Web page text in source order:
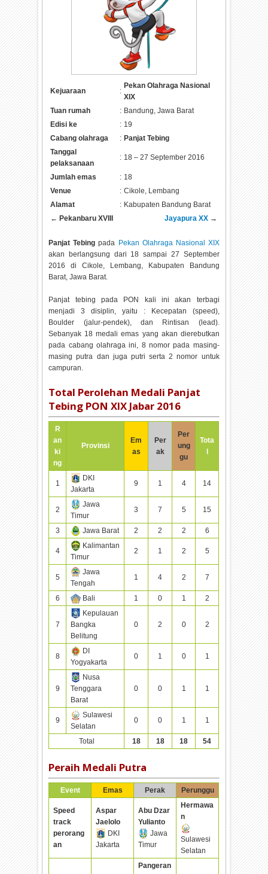
Kejuaraan :
Pekan Olahraga Nasional
XIX
Tuan rumah
: Bandung, Jawa Barat
Edisi ke
: 19
Cabang olahraga
: Panjat Tebing
Tanggal
pelaksanaan
: 18 – 27 September 2016
Jumlah emas : 18
Venue
: Cikole, Lembang
Alamat
: Kabupaten Bandung Barat
← Pekanbaru XVIII Jayapura XX →
Panjat Tebing pada Pekan Olahraga Nasional XIX
akan berlangsung dari 18 sampai 27 September
2016 di Cikole, Lembang, Kabupaten Bandung
Barat, Jawa Barat.
Panjat tebing pada PON kali ini akan terbagi
menjadi 3 disiplin, yaitu : Kecepatan (speed),
Boulder (jalur-pendek), dan Rintisan (lead).
Sebanyak 18 medali emas yang akan dierebutkan
pada cabang olahraga ini, 8 nomor pada masing-
masing putra dan juga putri serta 2 nomor untuk
campuran.
Total Perolehan Medali Panjat
Tebing PON XIX Jabar 2016
R
an
ki
ng
Provinsi
Em
as
Per
ak
Per
ung
gu
Tota
1
DKI
Jakarta
9 1 4 14
2
Jawa
Timur
3 7 5 15
3 Jawa Barat 2 2 2 6
4
Kalimantan
Timur
2 1 2 5
5
Jawa
Tengah
1 4 2 7
6 Bali 1 0 1 2
7
Kepulauan
Bangka
Belitung
0 2 0 2
8
DI
Yogyakarta
0 1 0 1
9
Nusa
Tenggara
Barat
0 0 1 1
9
Sulawesi
Selatan
0 0 1 1
Total 18 18 18 54
Peraih Medali Putra
Event Emas Perak Perunggu
Speed
track
perorang
an
Aspar
Jaelolo
DKI
Jakarta
Abu Dzar
Yulianto
Jawa
Timur
Hermawa
n
Sulawesi
Selatan
Pangeran